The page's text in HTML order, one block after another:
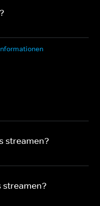
streamen?
streamen?